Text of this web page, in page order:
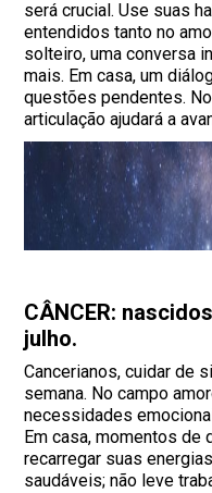
será crucial. Use suas
entendidos tanto no
solteiro, uma conversa
mais. Em casa, um
questões pendentes.
articulação ajudará a
CÂNCER:
julho.
Cancerianos, cuidar de
semana. No campo
necessidades
Em casa, momentos de
recarregar suas
saudáveis; não leve